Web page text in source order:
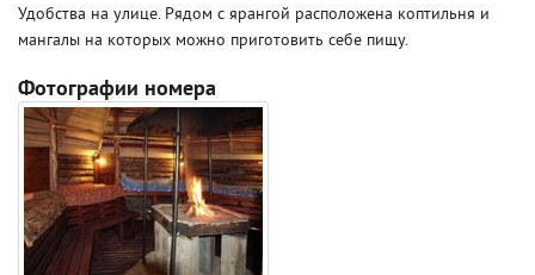
Удобства на улице. Рядом с ярангой расположена коптильня и
мангалы на которых можно приготовить себе пищу.
Фотографии номера